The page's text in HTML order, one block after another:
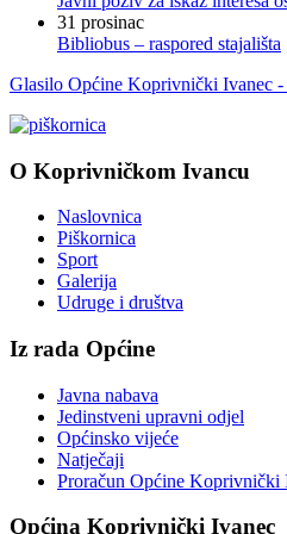
31 prosinac
Bibliobus – raspored stajališta
Glasilo Općine Koprivnički Ivanec -
O Koprivničkom Ivancu
Naslovnica
Piškornica
Sport
Galerija
Udruge i društva
Iz rada Općine
Javna nabava
Jedinstveni upravni odjel
Općinsko vijeće
Natječaji
Proračun Općine Koprivnički
Općina Koprivnički Ivanec